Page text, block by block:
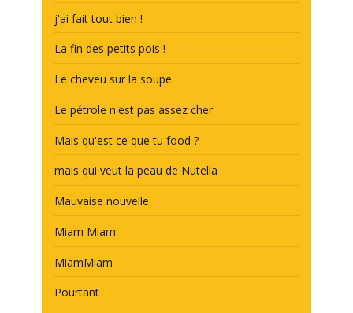
j'ai fait tout bien !
La fin des petits pois !
Le cheveu sur la soupe
Le pétrole n'est pas assez cher
Mais qu'est ce que tu food ?
mais qui veut la peau de Nutella
Mauvaise nouvelle
Miam Miam
MiamMiam
Pourtant